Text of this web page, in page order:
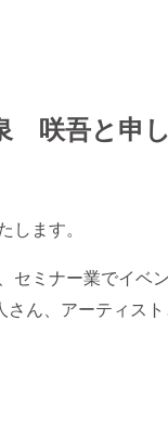
咲吾と申
ます。
セミナー業でイベ
ん、アーティスト